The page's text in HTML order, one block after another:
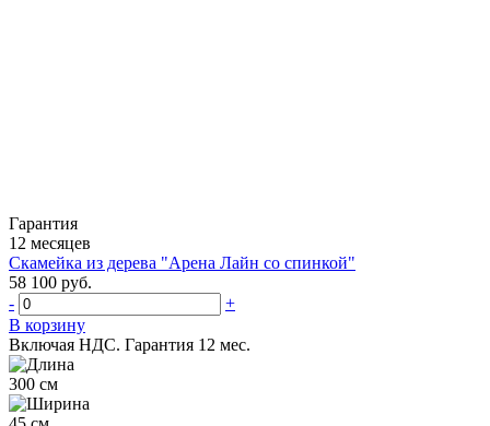
Гарантия
12 месяцев
Скамейка из дерева "Арена Лайн со спинкой"
58 100 руб.
-
+
В корзину
Включая НДС. Гарантия 12 мес.
300 см